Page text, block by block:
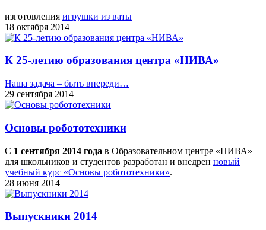
изготовления игрушки из ваты
18 октября 2014
К 25-летию образования центра «НИВА»
Наша задача – быть впереди…
29 сентября 2014
Основы робототехники
С 1 сентября 2014 года в Образовательном центре «НИВА»
для школьников и студентов разработан и внедрен новый
учебный курс «Основы робототехники».
28 июня 2014
Выпускники 2014